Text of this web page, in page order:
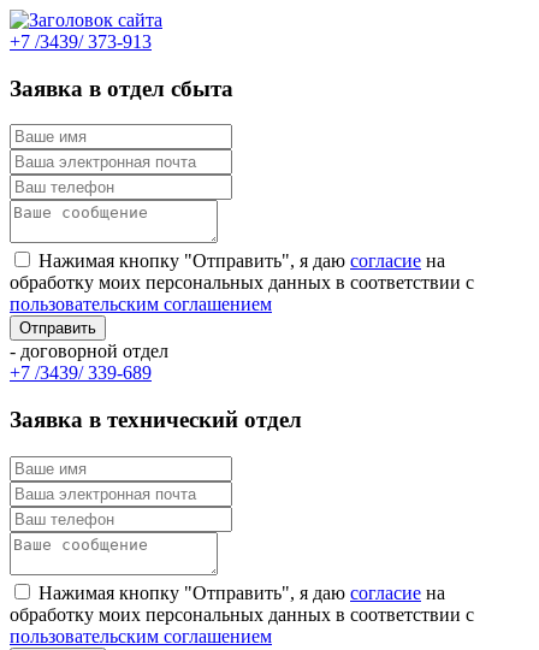
+7 /3439/ 373-913
Заявка в отдел сбыта
Нажимая кнопку "Отправить", я даю согласие на
обработку моих персональных данных в соответствии с
пользовательским соглашением
- договорной отдел
+7 /3439/ 339-689
Заявка в технический отдел
Нажимая кнопку "Отправить", я даю согласие на
обработку моих персональных данных в соответствии с
пользовательским соглашением